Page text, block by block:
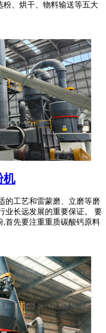
、烘干、物料输送等五大
机
的工艺和雷蒙磨、立磨等磨
业长远发展的重要保证。 要
首先要注重重质碳酸钙原料